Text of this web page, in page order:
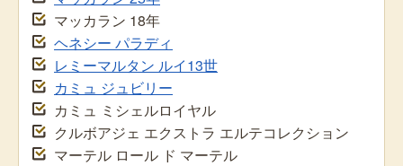
マッカラン 18年
ヘネシー パラディ
レミーマルタン ルイ13世
カミュ ジュビリー
カミュ ミシェルロイヤル
クルボアジェ エクストラ エルテコレクション
マーテル ロール ド マーテル